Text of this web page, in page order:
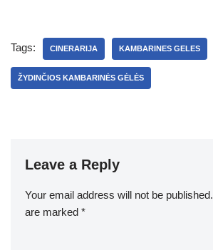
Tags: CINERARIJA KAMBARINES GELES
ŽYDINČIOS KAMBARINĖS GĖLĖS
Leave a Reply
Your email address will not be published.
are marked *